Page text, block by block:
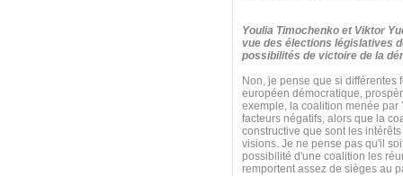
Youlia Timochenko et Viktor
vue des élections législatives
possibilités de victoire de la
Non, je pense que si différentes
européen démocratique,
exemple, la coalition menée par
facteurs négatifs, alors que la
constructive que sont les
visions. Je ne pense pas qu'il
possibilité d'une coalition les
remportent assez de sièges au